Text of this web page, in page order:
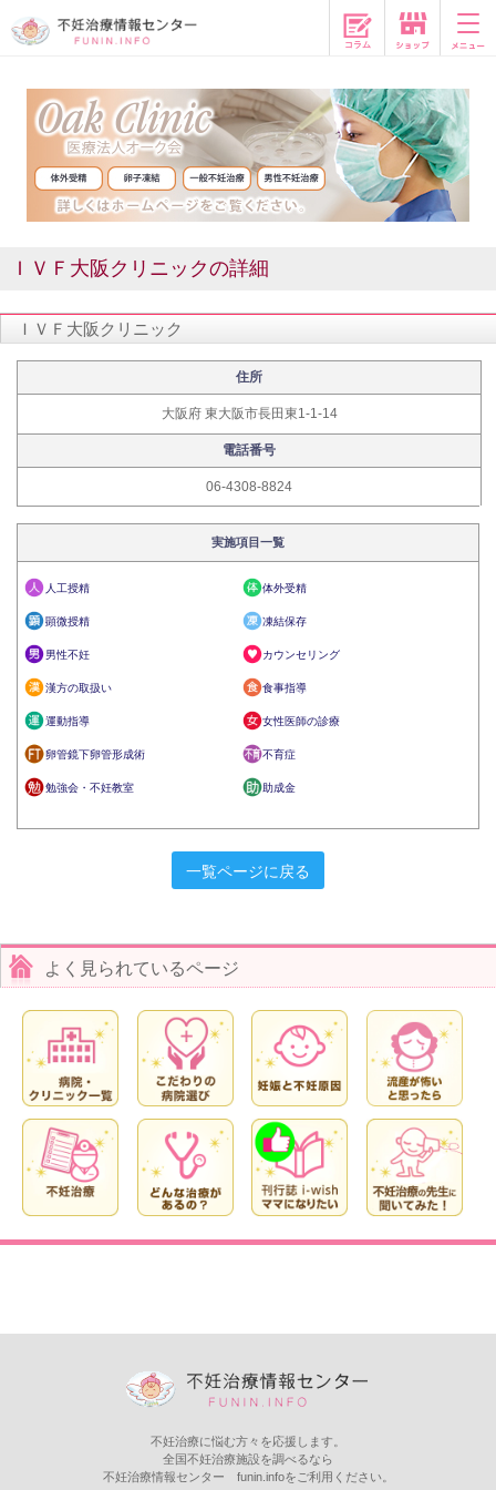
コラム
ＩＶＦ大阪クリニックの詳細
ＩＶＦ大阪クリニック
住所
大阪府 東大阪市長田東1-1-14
電話番号
06-4308-8824
実施項目一覧
人工授精 体外受精
顕微授精 凍結保存
男性不妊 カウンセリング
漢方の取扱い 食事指導
運動指導 女性医師の診療
卵管鏡下卵管形成術 不育症
勉強会・不妊教室 助成金
一覧ページに戻る
よく見られているページ
不妊治療に悩む方々を応援します。
全国不妊治療施設を調べるなら
不妊治療情報センター funin.infoをご利用ください。